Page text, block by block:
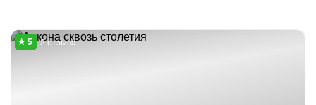
2 отзыва